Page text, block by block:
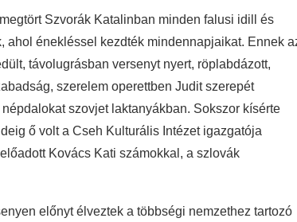
Szvorák Katalinban minden falusi idill és
ahol énekléssel kezdték mindennapjaikat. Ennek
távolugrásban versenyt nyert, röplabdázott,
szerelem operettben Judit szerepét
szovjet laktanyákban. Sokszor kísérte
ő volt a Cseh Kulturális Intézet igazgatója
Kovács Kati számokkal, a szlovák
előnyt élveztek a többségi nemzethez tartozó